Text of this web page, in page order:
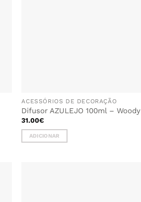
ACESSÓRIOS DE DECORAÇÃO
Difusor AZULEJO 100ml – Woody
31.00€
ADICIONAR